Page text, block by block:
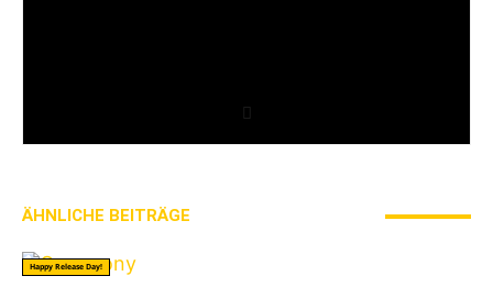
ÄHNLICHE BEITRÄGE
Happy Release Day!